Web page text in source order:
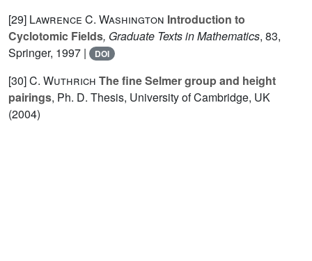
[29] Lawrence C. Washington Introduction to
Cyclotomic Fields, Graduate Texts in Mathematics, 83,
Springer, 1997 |
DOI
[30]C. Wuthrich The fine Selmer group and height
pairings, Ph. D. Thesis, University of Cambridge, UK
(2004)